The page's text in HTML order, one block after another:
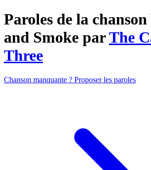
Paroles de la
and Smoke parThe
Three
Chanson manquante ? Proposer les paroles